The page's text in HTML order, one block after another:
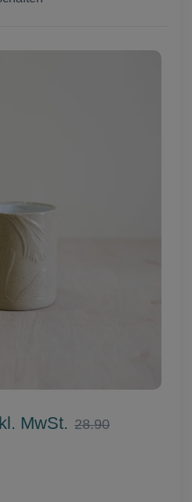
MwSt. 28.90